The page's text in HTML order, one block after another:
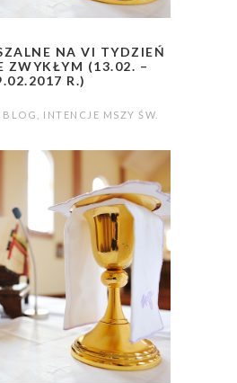
NA VI TYDZIEŃ
ZWYKŁYM (13.02. –
R.)
BLOG INTENCJE MSZY ŚW.